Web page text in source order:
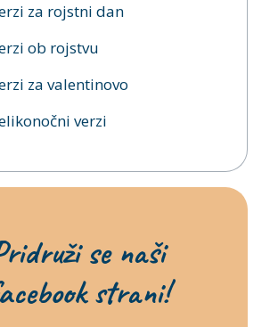
za rojstni dan
ob rojstvu
za valentinovo
verzi
se naši
strani!